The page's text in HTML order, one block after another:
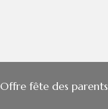
Offre fête des parents